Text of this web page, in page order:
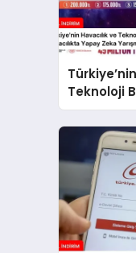
Teknoloji
Yarışması